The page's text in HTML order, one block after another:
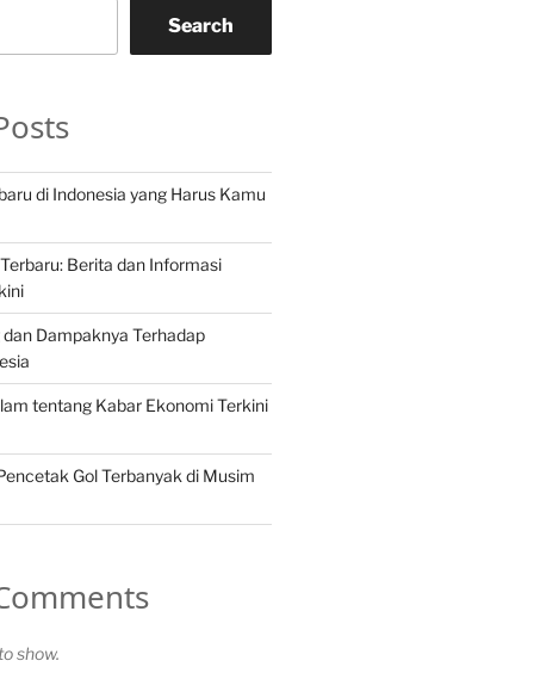
Search
di Indonesia yang Harus Kamu
Berita dan Informasi
Dampaknya Terhadap
tentang Kabar Ekonomi Terkini
Gol Terbanyak di Musim
show.